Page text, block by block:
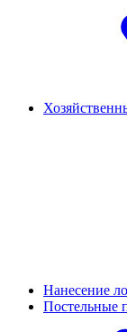
Нанесение
Постельные